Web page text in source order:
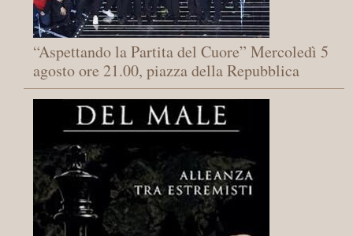
“Aspettando la Partita del Cuore” Mercoledì 5
agosto ore 21.00, piazza della Repubblica